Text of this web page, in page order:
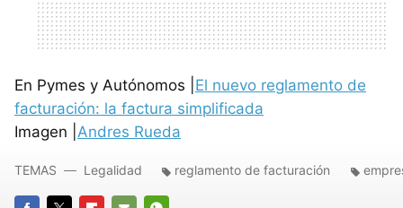
En Pymes y Autónomos | El nuevo reglamento de
facturación: la factura simplificada
Imagen | Andres Rueda
TEMAS Legalidad reglamento de facturación